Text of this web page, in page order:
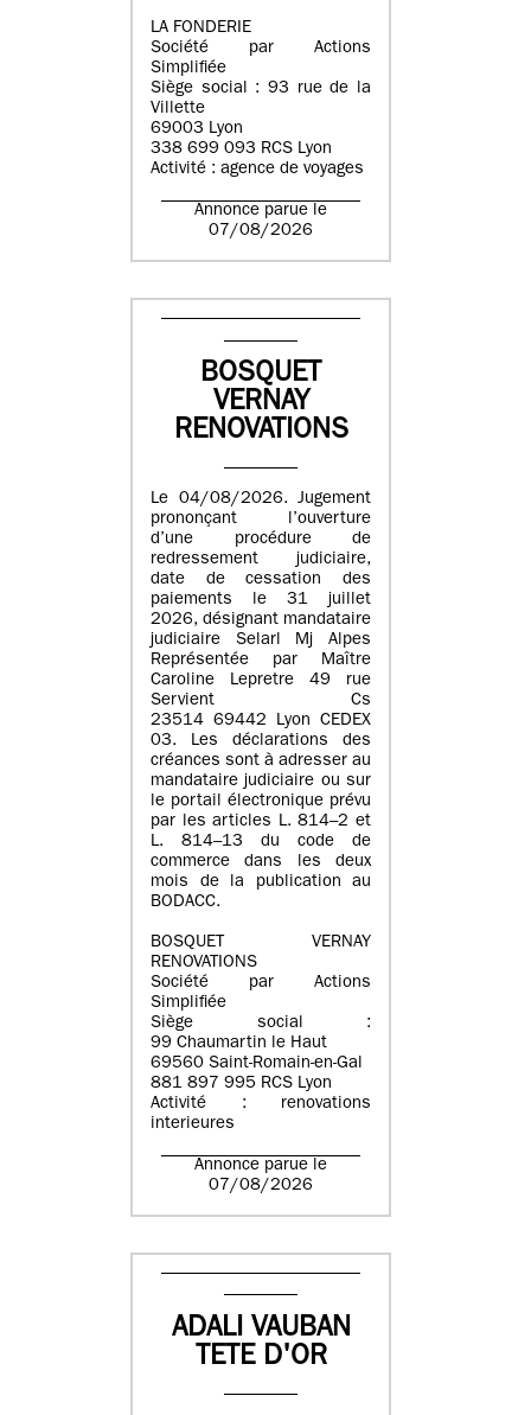
LA FONDERIE
Société par Actions
Simplifiée
Siège social : 93 rue de la
Villette
69003 Lyon
338 699 093 RCS Lyon
Activité : agence de voyages
Annonce parue le
07/08/2026
BOSQUET
VERNAY
RENOVATIONS
Le 04/08/2026. Jugement
prononçant l’ouverture
d’une procédure de
redressement judiciaire,
date de cessation des
paiements le 31 juillet
2026, désignant mandataire
judiciaire Selarl Mj Alpes
Représentée par Maître
Caroline Lepretre 49 rue
Servient Cs
23514 69442 Lyon CEDEX
03. Les déclarations des
créances sont à adresser au
mandataire judiciaire ou sur
le portail électronique prévu
par les articles L. 814–2 et
L. 814–13 du code de
commerce dans les deux
mois de la publication au
BODACC.
BOSQUET VERNAY
RENOVATIONS
Société par Actions
Simplifiée
Siège social :
99 Chaumartin le Haut
69560 Saint-Romain-en-Gal
881 897 995 RCS Lyon
Activité : renovations
interieures
Annonce parue le
07/08/2026
ADALI VAUBAN
TETE D'OR